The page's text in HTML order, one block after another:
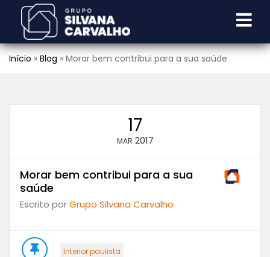
Início » Blog » Morar bem contribui para a sua saúde
17
MAR 2017
Morar bem contribui para a sua
saúde
Escrito porGrupo Silvana Carvalho
Interior paulista